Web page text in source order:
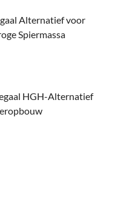
Alternatief voor
Spiermassa
HGH-Alternatief